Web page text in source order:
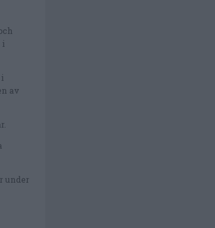
i
av
under